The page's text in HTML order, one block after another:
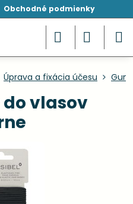
Obchodné podmienky
Úprava a fixácia účesu
do vlasov